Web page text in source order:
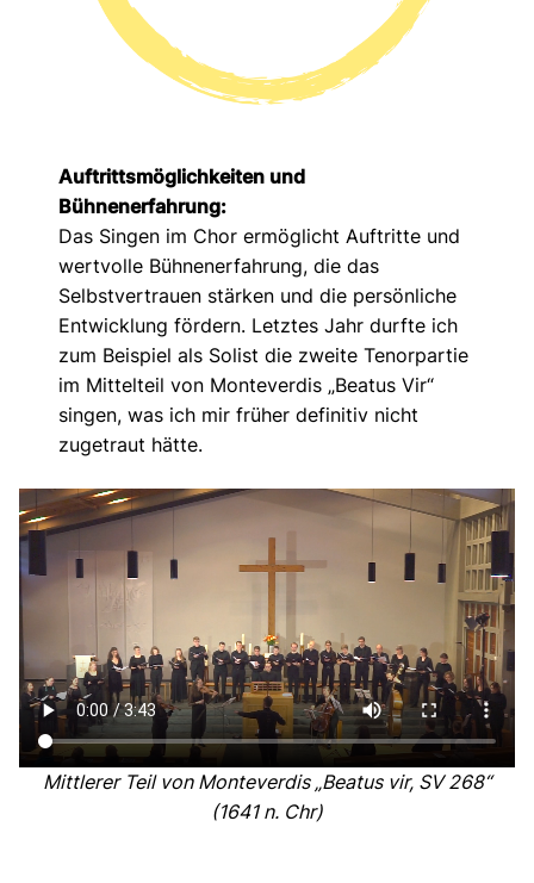
Auftrittsmöglichkeiten und
Bühnenerfahrung:
Das Singen im Chor ermöglicht Auftritte und
wertvolle Bühnenerfahrung, die das
Selbstvertrauen stärken und die persönliche
Entwicklung fördern. Letztes Jahr durfte ich
zum Beispiel als Solist die zweite Tenorpartie
im Mittelteil von Monteverdis „Beatus Vir“
singen, was ich mir früher definitiv nicht
zugetraut hätte.
Mittlerer Teil von Monteverdis „Beatus vir, SV 268“
(1641 n. Chr)